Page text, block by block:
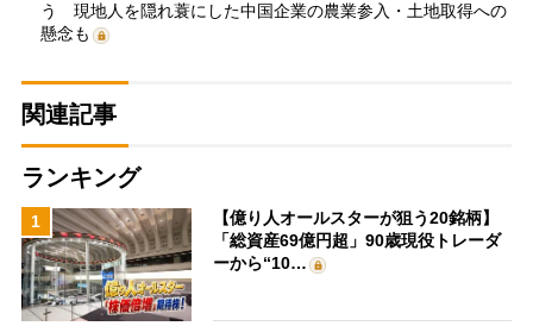
う 現地人を隠れ蓑にした中国企業の農業参入・土地取得への
懸念も
関連記事
ランキング
1
【億り人オールスターが狙う20銘柄】
「総資産69億円超」90歳現役トレーダ
ーから“10…